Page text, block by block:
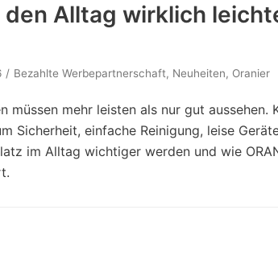
den Alltag wirklich
Bezahlte Werbepartnerschaft, Neuheiten, Oranier
müssen mehr leisten als nur gut aussehen.
Sicherheit, einfache Reinigung, leise
im Alltag wichtiger werden und wie